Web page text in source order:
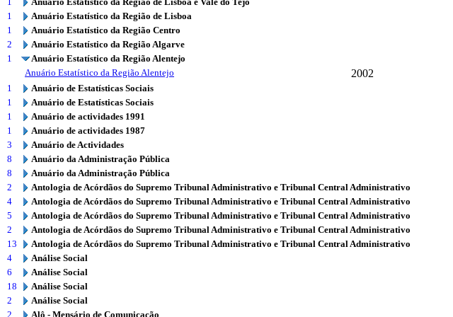
1
Anuário Estatístico da Região de Lisboa
1
Anuário Estatístico da Região Centro
2
Anuário Estatístico da Região Algarve
1
Anuário Estatístico da Região Alentejo
Anuário Estatístico da Região Alentejo
2002
1
Anuário de Estatísticas Sociais
1
Anuário de Estatísticas Sociais
1
Anuário de actividades 1991
1
Anuário de actividades 1987
3
Anuário de Actividades
8
Anuário da Administração Pública
8
Anuário da Administração Pública
2
Antologia de Acórdãos do Supremo Tribunal Administrativo e Tribunal Central Administrativo
4
Antologia de Acórdãos do Supremo Tribunal Administrativo e Tribunal Central Administrativo
5
Antologia de Acórdãos do Supremo Tribunal Administrativo e Tribunal Central Administrativo
2
Antologia de Acórdãos do Supremo Tribunal Administrativo e Tribunal Central Administrativo
13
Antologia de Acórdãos do Supremo Tribunal Administrativo e Tribunal Central Administrativo
4
Análise Social
6
Análise Social
18
Análise Social
2
Análise Social
2
Alô - Mensário de Comunicação